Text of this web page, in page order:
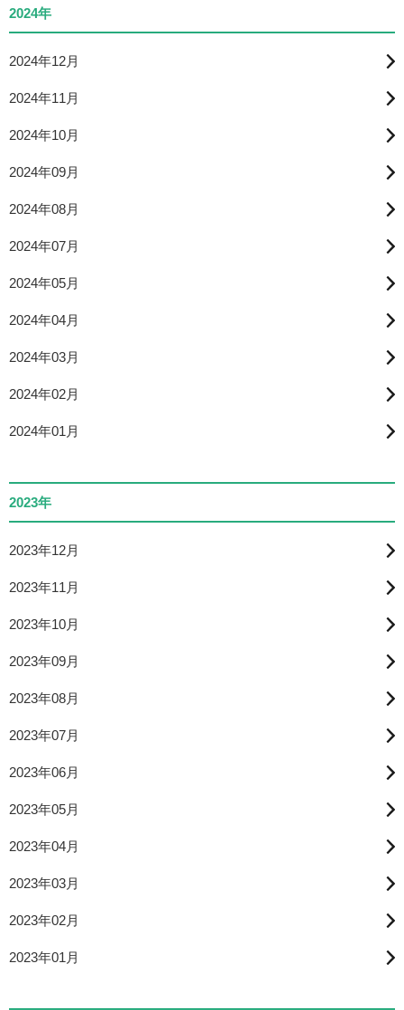
2024年
2024年12月
2024年11月
2024年10月
2024年09月
2024年08月
2024年07月
2024年05月
2024年04月
2024年03月
2024年02月
2024年01月
2023年
2023年12月
2023年11月
2023年10月
2023年09月
2023年08月
2023年07月
2023年06月
2023年05月
2023年04月
2023年03月
2023年02月
2023年01月